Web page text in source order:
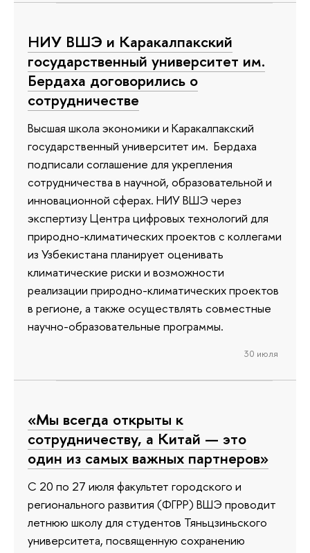
НИУ ВШЭ и Каракалпакский
государственный университет им.
Бердаха договорились о
сотрудничестве
Высшая школа экономики и Каракалпакский
государственный университет им. Бердаха
подписали соглашение для укрепления
сотрудничества в научной, образовательной и
инновационной сферах. НИУ ВШЭ через
экспертизу Центра цифровых технологий для
природно-климатических проектов с коллегами
из Узбекистана планирует оценивать
климатические риски и возможности
реализации природно-климатических проектов
в регионе, а также осуществлять совместные
научно-образовательные программы.
30 июля
«Мы всегда открыты к
сотрудничеству, а Китай — это
один из самых важных партнеров»
С 20 по 27 июля факультет городского и
регионального развития (ФГРР) ВШЭ проводит
летнюю школу для студентов Тяньцзиньского
университета, посвященную сохранению